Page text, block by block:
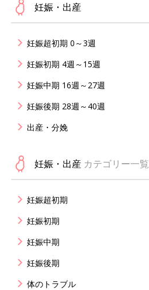
妊娠・出産
妊娠超初期 0～3週
妊娠初期 4週～15週
妊娠中期 16週～27週
妊娠後期 28週～40週
出産・分娩
妊娠・出産 カテゴリー一覧
妊娠超初期
妊娠初期
妊娠中期
妊娠後期
体のトラブル